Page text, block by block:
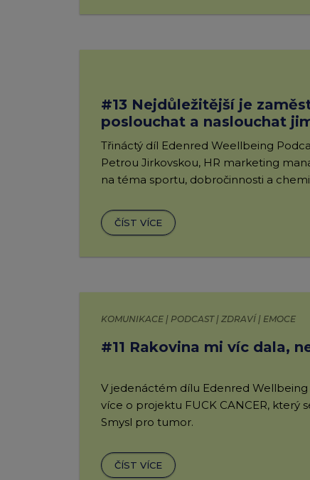
#13 Nejdůležitější je
poslouchat a naslouchat
Třináctý díl Edenred Weellbeing
Petrou Jirkovskou, HR marketing
na téma sportu, dobročinnosti a
ČÍST VÍCE
KOMUNIKACE | PODCAST | ZDRAVÍ | EMOCE
#11 Rakovina mi víc dala,
V jedenáctém dílu Edenred
více o projektu FUCK CANCER, který
Smysl pro tumor.
ČÍST VÍCE